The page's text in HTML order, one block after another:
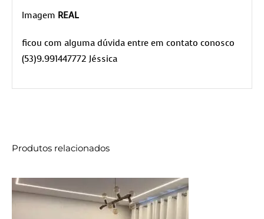
Imagem REAL
ficou com alguma dúvida entre em contato conosco
(53)9.991447772 Jéssica
Produtos relacionados